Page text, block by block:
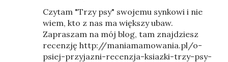
Czytam "Trzy psy" swojemu synkowi i nie
wiem, kto z nas ma większy ubaw.
Zapraszam na mój blog, tam znajdziesz
recenzję http://maniamamowania.pl/o-
psiej-przyjazni-recenzja-ksiazki-trzy-psy-